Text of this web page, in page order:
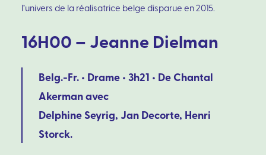
l’univers de la réalisatrice belge disparue en 2015.
16H00–Jeanne Dielman
Belg.-Fr. • Drame • 3h21 • De Chantal
Akerman avec
Delphine Seyrig, Jan Decorte, Henri
Storck.